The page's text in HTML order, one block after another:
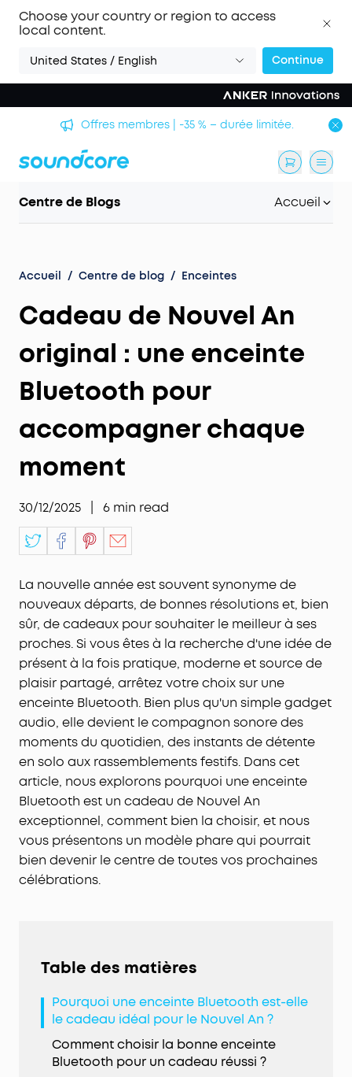
Choose your country or region to access
local content.
United States / English Continue
Offres membres | -35 % – durée limitée.
Centre de Blogs Accueil
Accueil / Centre de blog / Enceintes
Cadeau de Nouvel An
original : une enceinte
Bluetooth pour
accompagner chaque
moment
30/12/2025 6 min read
La nouvelle année est souvent synonyme de
nouveaux départs, de bonnes résolutions et, bien
sûr, de cadeaux pour souhaiter le meilleur à ses
proches. Si vous êtes à la recherche d'une idée de
présent à la fois pratique, moderne et source de
plaisir partagé, arrêtez votre choix sur une
enceinte Bluetooth. Bien plus qu'un simple gadget
audio, elle devient le compagnon sonore des
moments du quotidien, des instants de détente
en solo aux rassemblements festifs. Dans cet
article, nous explorons pourquoi une enceinte
Bluetooth est un cadeau de Nouvel An
exceptionnel, comment bien la choisir, et nous
vous présentons un modèle phare qui pourrait
bien devenir le centre de toutes vos prochaines
célébrations.
Table des matières
Pourquoi une enceinte Bluetooth est-elle
le cadeau idéal pour le Nouvel An ?
Comment choisir la bonne enceinte
Bluetooth pour un cadeau réussi ?